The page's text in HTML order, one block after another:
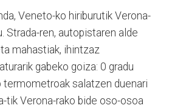
Veneto-ko hiriburutik Verona-
Strada-ren, autopistaren alde
mahastiak, ihintzaz
gabeko goiza: 0 gradu
termometroak salatzen duenari
tik Verona-rako bide oso-osoa